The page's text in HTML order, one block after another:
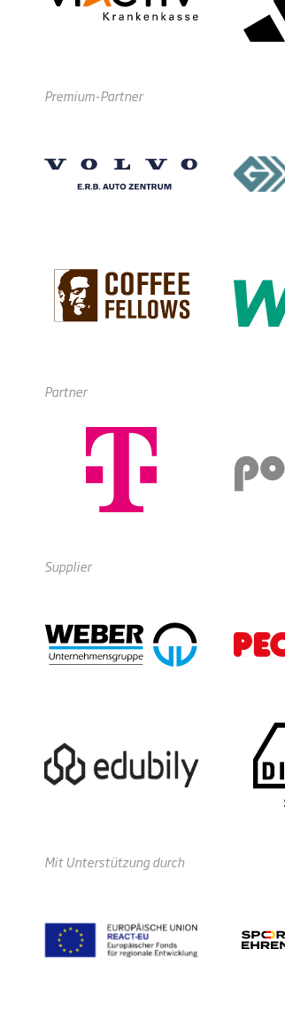
Premium-Partner
Partner
Supplier
Mit Unterstützung durch